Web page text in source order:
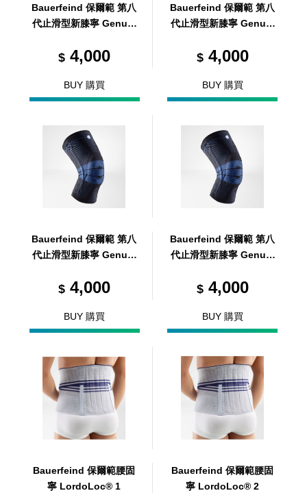
Bauerfeind 保爾範 第八
代止滑型新膝寧 GenuTr
d 黑 5
$4,000
BUY 購買
Bauerfeind 保爾範 第八
代止滑型新膝寧 GenuTr
d 黑 2
$4,000
BUY 購買
Bauerfeind 保爾範 第八
代止滑型新膝寧 GenuTr
d 黑 4
$4,000
BUY 購買
Bauerfeind 保爾範 第八
代止滑型新膝寧 GenuTr
d 黑 1
$4,000
BUY 購買
Bauerfeind 保爾範腰固
寧 LordoLoc® 1
Bauerfeind 保爾範腰固
寧 LordoLoc® 2